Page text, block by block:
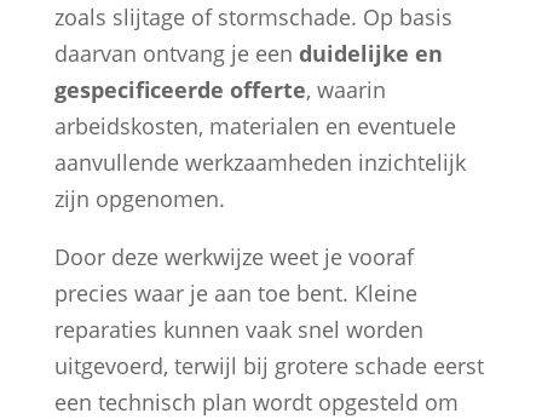
zoals slijtage of stormschade. Op basis
daarvan ontvang je een duidelijke en
gespecificeerde offerte, waarin
arbeidskosten, materialen en eventuele
aanvullende werkzaamheden inzichtelijk
zijn opgenomen.
Door deze werkwijze weet je vooraf
precies waar je aan toe bent. Kleine
reparaties kunnen vaak snel worden
uitgevoerd, terwijl bij grotere schade eerst
een technisch plan wordt opgesteld om